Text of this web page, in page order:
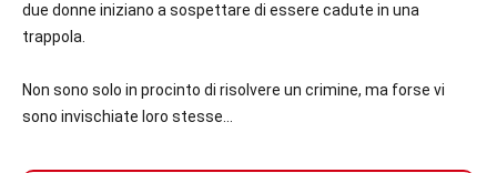
due donne iniziano a sospettare di essere cadute in una
trappola.
Non sono solo in procinto di risolvere un crimine, ma forse vi
sono invischiate loro stesse…